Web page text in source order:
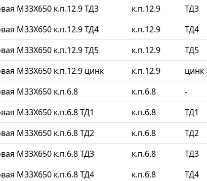
М33Х650 к.п.12.9 ТД3 к.п.12.9 ТД3
М33Х650 к.п.12.9 ТД4 к.п.12.9 ТД4
М33Х650 к.п.12.9 ТД5 к.п.12.9 ТД5
М33Х650 к.п.12.9 цинк к.п.12.9 цинк
М33Х650 к.п.6.8 к.п.6.8 -
М33Х650 к.п.6.8 ТД1 к.п.6.8 ТД1
М33Х650 к.п.6.8 ТД2 к.п.6.8 ТД2
М33Х650 к.п.6.8 ТД3 к.п.6.8 ТД3
М33Х650 к.п.6.8 ТД4 к.п.6.8 ТД4